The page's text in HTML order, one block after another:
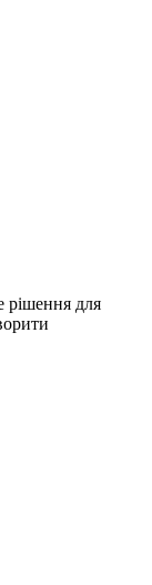
рішення для